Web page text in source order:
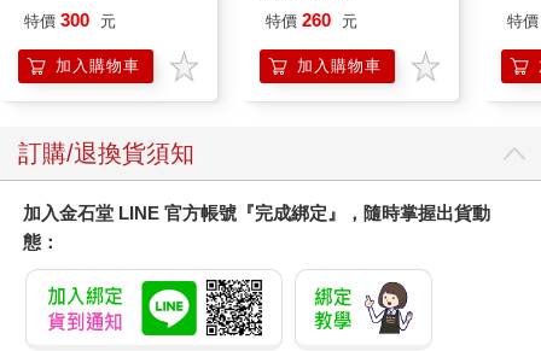
特價 300 元
加入購物車
特價 260 元
加入購物車
特價
訂購/退換貨須知
加入金石堂 LINE 官方帳號『完成綁定』，隨時掌握出貨動
態：